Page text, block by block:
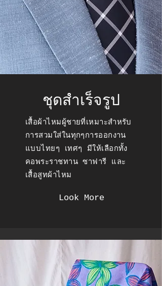
ชุดสำเร็จรูป
เสื้อผ้าไหมผู้ชายที่เหมาะสำหรับ
การสวมใส่ในทุกๆการออกงาน
แบบไทยๆ เทศๆ มีให้เลือกทั้ง
คอพระราชทาน ซาฟารี และ
เสื้อสูทผ้าไหม
Look More